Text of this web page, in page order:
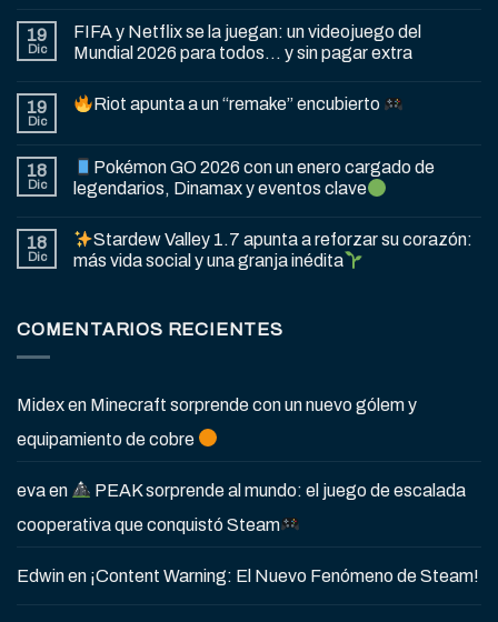
19
Dic
FIFA y Netflix se la juegan: un videojuego del
Mundial 2026 para todos… y sin pagar extra
19
Dic
Riot apunta a un “remake” encubierto
18
Dic
Pokémon GO 2026 con un enero cargado de
legendarios, Dinamax y eventos clave
18
Dic
Stardew Valley 1.7 apunta a reforzar su corazón:
más vida social y una granja inédita
COMENTARIOS RECIENTES
Midexen Minecraft sorprende con un nuevo gólem y
equipamiento de cobre
evaen
PEAK sorprende al mundo: el juego de escalada
cooperativa que conquistó Steam
Edwinen ¡Content Warning: El Nuevo Fenómeno de Steam!